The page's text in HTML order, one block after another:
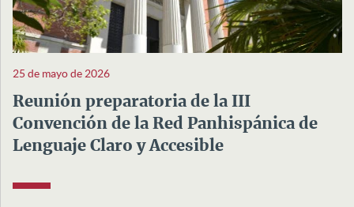
25 de mayo de 2026
Reunión preparatoria de la III
Convención de la Red Panhispánica de
Lenguaje Claro y Accesible